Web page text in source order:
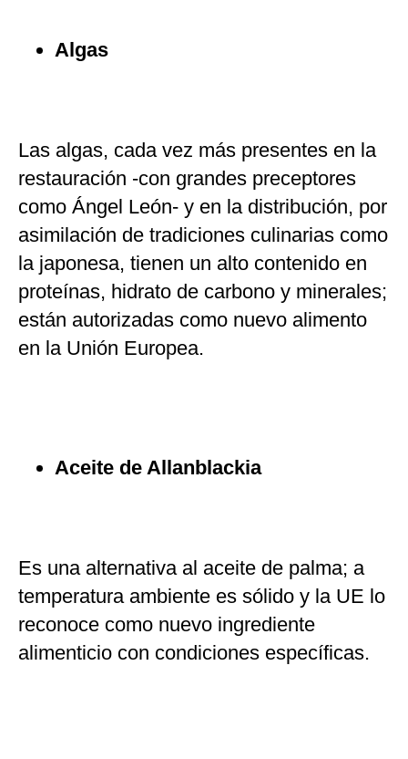
Algas
Las algas, cada vez más presentes en la
restauración -con grandes preceptores
como Ángel León- y en la distribución, por
asimilación de tradiciones culinarias como
la japonesa, tienen un alto contenido en
proteínas, hidrato de carbono y minerales;
están autorizadas como nuevo alimento
en la Unión Europea.
Aceite de Allanblackia
Es una alternativa al aceite de palma; a
temperatura ambiente es sólido y la UE lo
reconoce como nuevo ingrediente
alimenticio con condiciones específicas.